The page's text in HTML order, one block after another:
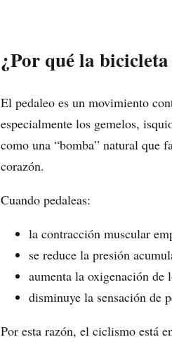
¿Por qué la
El pedaleo es un movimiento
especialmente los gemelos,
como una “bomba” natural que
corazón.
Cuando pedaleas:
la contracción muscular
se reduce la presión
aumenta la oxigenación de
disminuye la sensación de
Por esta razón, el ciclismo está